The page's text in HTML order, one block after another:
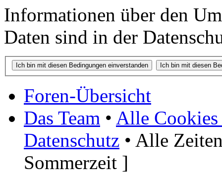
Informationen über den
Daten sind in der
Foren-Übersicht
Das Team • Alle Cookies
Datenschutz • Alle
Sommerzeit ]